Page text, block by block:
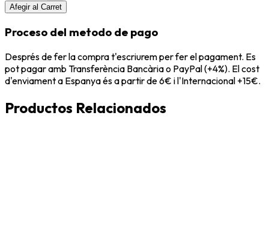
Afegir al Carret
Proceso del metodo de pago
Després de fer la compra t'escriurem per fer el pagament. Es
pot pagar amb Transferència Bancària o PayPal (+4%). El cost
d'enviament a Espanya és a partir de 6€ i l'Internacional +15€.
Productos Relacionados